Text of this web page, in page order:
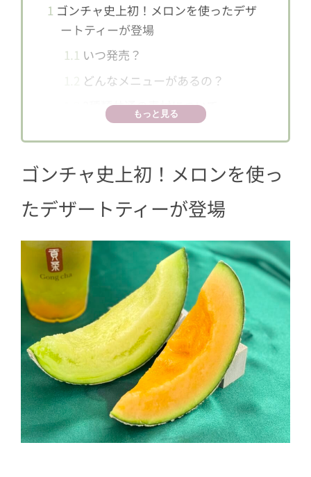
1 ゴンチャ史上初！メロンを使ったデザ
ートティーが登場
1.1 いつ発売？
どんなメニューがあるの？
3種類共通の素材について
2.1 おすすめトッピングはパール（タ
3
ゴンチャ「メロンメロン ティーエー
ド」はどんな味？
おすすめトッピングはナタデココ
ゴンチャ「メロンメロン フローズンテ
ィー」はどんな味？
4.1おすすめトッピングはアロエ
5ゴンチャのメロン、飲み比べして楽し
んで♪
もっと見る
ゴンチャ史上初！メロンを使っ
たデザートティーが登場